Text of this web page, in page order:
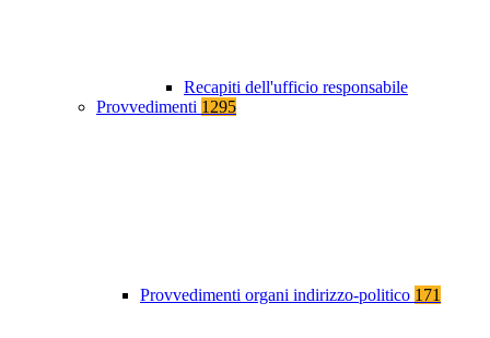
Recapiti dell'ufficio responsabile
Provvedimenti 1295
Provvedimenti organi indirizzo-politico 171